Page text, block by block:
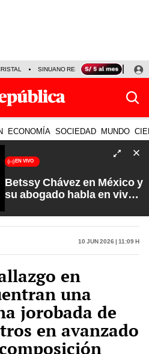
SINUANO RESULTADOS HOY
ECONOMÍA SOCIEDAD MUNDO
EN VIVO
Betssy Chávez en México y
su abogado habla en vivo |
Carlos Cornejo
10 Jun 2026 | 11:09 h
en
una
jorobada de
en avanzado